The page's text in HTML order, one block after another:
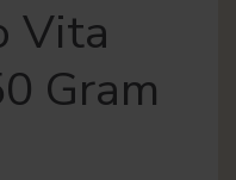
Vita
Gram